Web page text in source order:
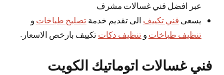
عبر افضل فني غسالات مشرف
يسعى فني تكييف الى تقديم خدمةتصليح طباخات و
تنظيف طباخات وتنظيف دكات تكييف بارخص الاسعار.
فني غسالات اتوماتيك الكويت